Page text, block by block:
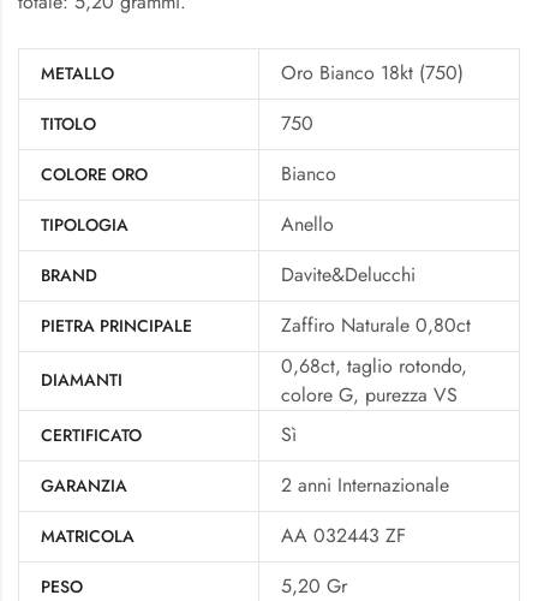
METALLO Oro Bianco 18kt (750)
TITOLO 750
COLORE ORO Bianco
TIPOLOGIA Anello
BRAND Davite&Delucchi
PIETRA PRINCIPALE Zaffiro Naturale 0,80ct
DIAMANTI
0,68ct, taglio rotondo,
colore G, purezza VS
CERTIFICATO Sì
GARANZIA 2 anni Internazionale
MATRICOLA AA 032443 ZF
PESO 5,20 Gr